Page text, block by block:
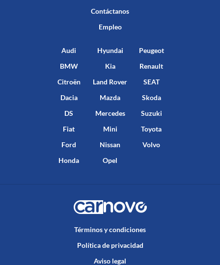
Contáctanos
Empleo
Audi
BMW
Citroën
Dacia
DS
Fiat
Ford
Honda
Hyundai
Kia
Land Rover
Mazda
Mercedes
Mini
Nissan
Opel
Peugeot
Renault
SEAT
Skoda
Suzuki
Toyota
Volvo
Términos y condiciones
Política de privacidad
Aviso legal